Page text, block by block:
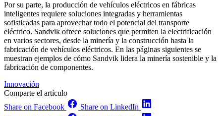
Por su parte, la producción de vehículos eléctricos en fábricas
inteligentes requiere soluciones integradas y herramientas
sofisticadas para aprovechar todo el potencial del transporte
eléctrico. Sandvik ofrece soluciones que permiten la electrificación
en varios sectores, desde la minería y la construcción hasta la
fabricación de vehículos eléctricos. En las páginas siguientes se
muestran ejemplos de cómo Sandvik lidera la minería sostenible y la
fabricación de componentes.
Innovación
Comparte el artículo
Share on Facebook
Share on LinkedIn